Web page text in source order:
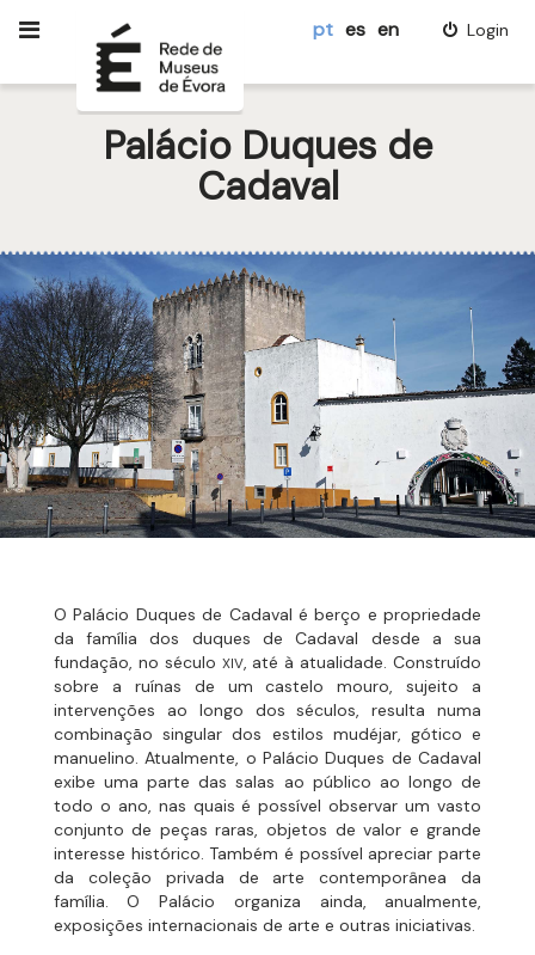
pt es en Login
Palácio Duques de
Cadaval
O Palácio Duques de Cadaval é berço e propriedade
da família dos duques de Cadaval desde a sua
fundação, no século XIV, até à atualidade. Construído
sobre a ruínas de um castelo mouro, sujeito a
intervenções ao longo dos séculos, resulta numa
combinação singular dos estilos mudéjar, gótico e
manuelino. Atualmente, o Palácio Duques de Cadaval
exibe uma parte das salas ao público ao longo de
todo o ano, nas quais é possível observar um vasto
conjunto de peças raras, objetos de valor e grande
interesse histórico. Também é possível apreciar parte
da coleção privada de arte contemporânea da
família. O Palácio organiza ainda, anualmente,
exposições internacionais de arte e outras iniciativas.